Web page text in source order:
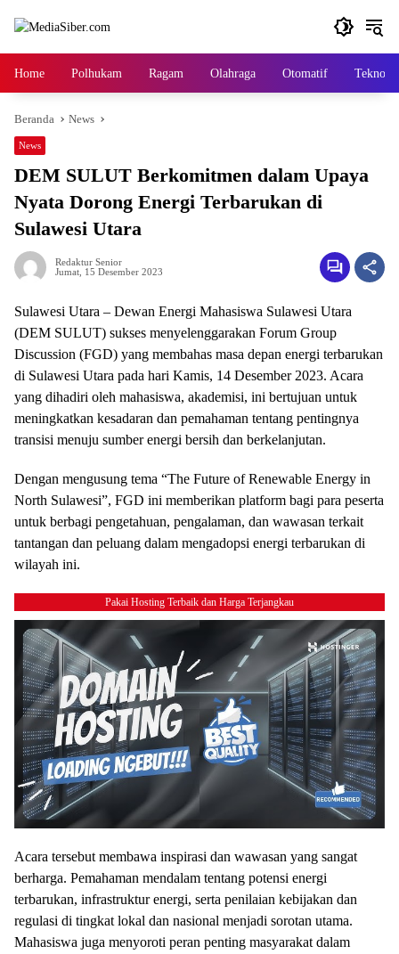
Home Polhukam Ragam Olahraga Otomatif Tekno
Beranda News
News
DEM SULUT Berkomitmen dalam Upaya
Nyata Dorong Energi Terbarukan di
Sulawesi Utara
Redaktur Senior
Jumat, 15 Desember 2023
Sulawesi Utara – Dewan Energi Mahasiswa Sulawesi Utara
(DEM SULUT) sukses menyelenggarakan Forum Group
Discussion (FGD) yang membahas masa depan energi terbarukan
di Sulawesi Utara pada hari Kamis, 14 Desember 2023. Acara
yang dihadiri oleh mahasiswa, akademisi, ini bertujuan untuk
meningkatkan kesadaran dan pemahaman tentang pentingnya
transisi menuju sumber energi bersih dan berkelanjutan.
Dengan mengusung tema “The Future of Renewable Energy in
North Sulawesi”, FGD ini memberikan platform bagi para peserta
untuk berbagi pengetahuan, pengalaman, dan wawasan terkait
tantangan dan peluang dalam mengadopsi energi terbarukan di
wilayah ini.
Pakai Hosting Terbaik dan Harga Terjangkau
Acara tersebut membawa inspirasi dan wawasan yang sangat
berharga. Pemahaman mendalam tentang potensi energi
terbarukan, infrastruktur energi, serta penilaian kebijakan dan
regulasi di tingkat lokal dan nasional menjadi sorotan utama.
Mahasiswa juga menyoroti peran penting masyarakat dalam